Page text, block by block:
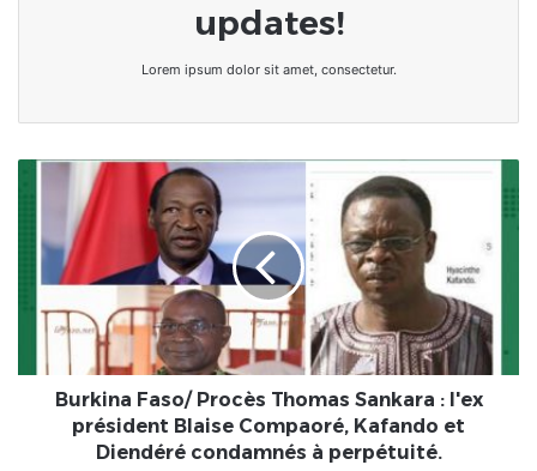
updates!
Lorem ipsum dolor sit amet, consectetur.
Burkina
Thomas
Sankara
président
Blaise
Compaoré,Burkina Faso/ Procès Thomas Sankara : l'ex
président Blaise Compaoré, Kafando et
Diendéré condamnés à perpétuité.